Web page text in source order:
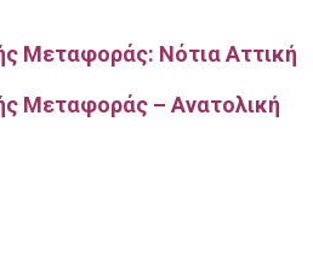
Μεταφοράς: Νότια Αττική
Μεταφοράς – Ανατολική